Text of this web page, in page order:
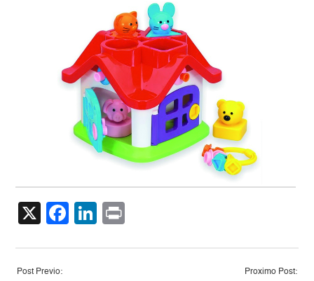
X Facebook
LinkedIn
Post Previo: Proximo Post: